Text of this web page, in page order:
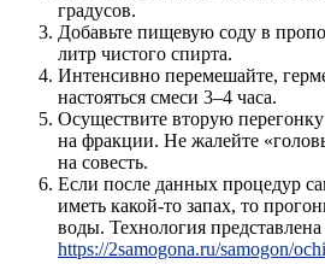
градусов.
Добавьте пищевую соду в
литр чистого спирта.
Интенсивно перемешайте,
настояться смеси 3–4 часа.
Осуществите вторую
на фракции. Не жалейте
на совесть.
Если после данных процедур
иметь какой-то запах, то
воды. Технология
https://2samogona.ru/samogon/